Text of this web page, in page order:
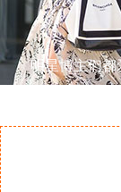
明星博主们都